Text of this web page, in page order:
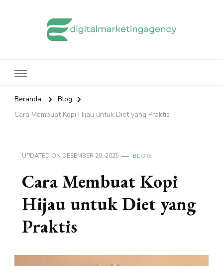
Beranda
Blog
Cara Membuat Kopi Hijau untuk Diet yang Praktis
UPDATED ON DESEMBER 29, 2025 BLOG
Cara Membuat Kopi
Hijau untuk Diet yang
Praktis